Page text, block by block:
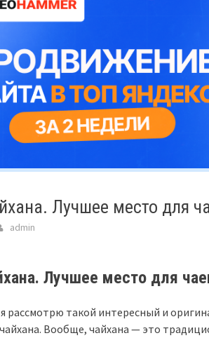
Лучшее место для
admin
Лучшее место для
рассмотрю такой интересный и
Вообще, чайхана — это